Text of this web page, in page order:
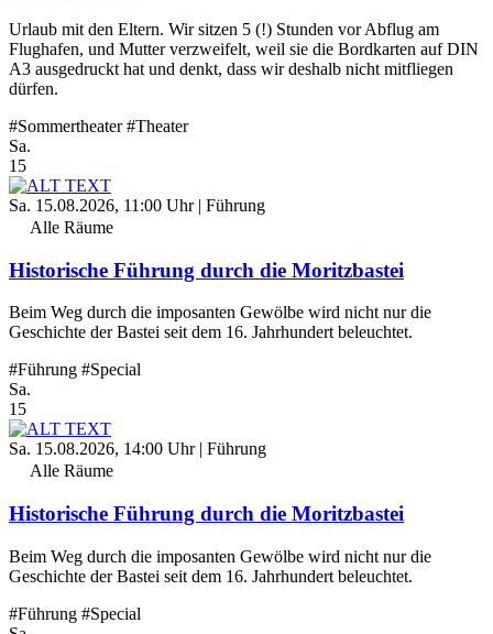
Urlaub mit den Eltern. Wir sitzen 5 (!) Stunden vor Abflug am
Flughafen, und Mutter verzweifelt, weil sie die Bordkarten auf DIN
A3 ausgedruckt hat und denkt, dass wir deshalb nicht mitfliegen
dürfen.
#Sommertheater #Theater
Sa.
15
Sa. 15.08.2026, 11:00 Uhr | Führung
Alle Räume
Historische Führung durch die Moritzbastei
Beim Weg durch die imposanten Gewölbe wird nicht nur die
Geschichte der Bastei seit dem 16. Jahrhundert beleuchtet.
#Führung #Special
Sa.
15
Sa. 15.08.2026, 14:00 Uhr | Führung
Alle Räume
Historische Führung durch die Moritzbastei
Beim Weg durch die imposanten Gewölbe wird nicht nur die
Geschichte der Bastei seit dem 16. Jahrhundert beleuchtet.
#Führung #Special